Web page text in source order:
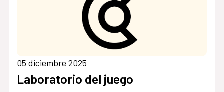
05 diciembre 2025
Laboratorio del juego